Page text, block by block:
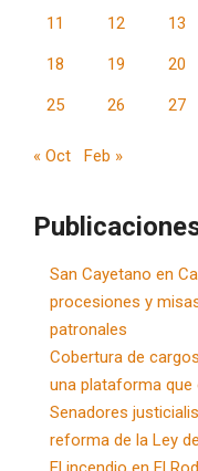
11 12 13
18 19 20
25 26 27
« Oct Feb »
San Cayetano en
procesiones y
patronales
Cobertura de
una plataforma
Senadores
reforma de la Ley